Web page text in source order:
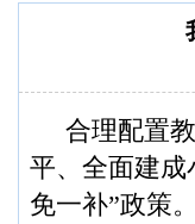
合理配置
平、全面建成
免一补”政策。